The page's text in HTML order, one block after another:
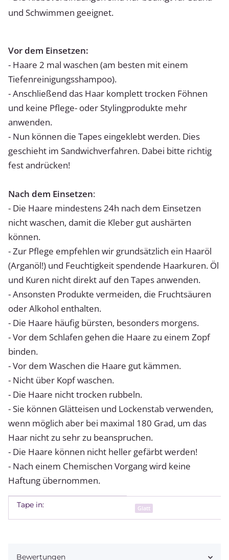
und Schwimmen geeignet.
Vor dem Einsetzen:
- Haare 2 mal waschen (am besten mit einem
Tiefenreinigungsshampoo).
- Anschließend das Haar komplett trocken Föhnen
und keine Pflege- oder Stylingprodukte mehr
anwenden.
- Nun können die Tapes eingeklebt werden. Dies
geschieht im Sandwichverfahren. Dabei bitte richtig
fest andrücken!
Nach dem Einsetzen:
- Die Haare mindestens 24h nach dem Einsetzen
nicht waschen, damit die Kleber gut aushärten
können.
- Zur Pflege empfehlen wir grundsätzlich ein Haaröl
(Arganöl!) und Feuchtigkeit spendende Haarkuren. Öl
und Kuren nicht direkt auf den Tapes anwenden.
- Ansonsten Produkte vermeiden, die Fruchtsäuren
oder Alkohol enthalten.
- Die Haare häufig bürsten, besonders morgens.
- Vor dem Schlafen gehen die Haare zu einem Zopf
binden.
- Vor dem Waschen die Haare gut kämmen.
- Nicht über Kopf waschen.
- Die Haare nicht trocken rubbeln.
- Sie können Glätteisen und Lockenstab verwenden,
wenn möglich aber bei maximal 180 Grad, um das
Haar nicht zu sehr zu beanspruchen.
- Die Haare können nicht heller gefärbt werden!
- Nach einem Chemischen Vorgang wird keine
Haftung übernommen.
Produkteigenschaft
Wert
Tape in: Glatt
Bewertungen